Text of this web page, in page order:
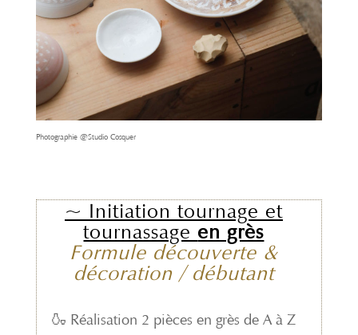
Photographie @Studio Cosquer
~ Initiation tournage et
tournassage en grès
Formule découverte &
décoration / débutant
🍶 Réalisation 2 pièces en grès de A à Z